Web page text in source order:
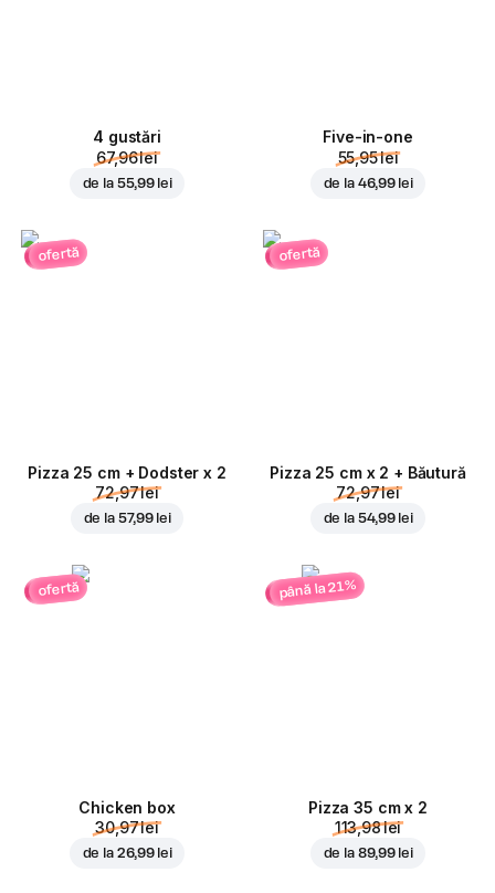
4 gustări
67,96 lei
de la 55,99 lei
Five-in-one
55,95 lei
de la 46,99 lei
ofertă
Pizza 25 cm + Dodster x 2
72,97 lei
de la 57,99 lei
ofertă
Pizza 25 cm x 2 + Băutură
72,97 lei
de la 54,99 lei
ofertă
Chicken box
30,97 lei
de la 26,99 lei
până la 21%
Pizza 35 cm x 2
113,98 lei
de la 89,99 lei